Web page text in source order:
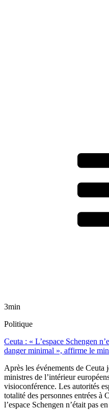
3min
Politique
Ceuta : « L’espace Schengen
danger minimal », affirme le
Après les événements de Ceuta
ministres de l’intérieur
visioconférence. Les autorités
totalité des personnes entrées à
l’espace Schengen n’était pas